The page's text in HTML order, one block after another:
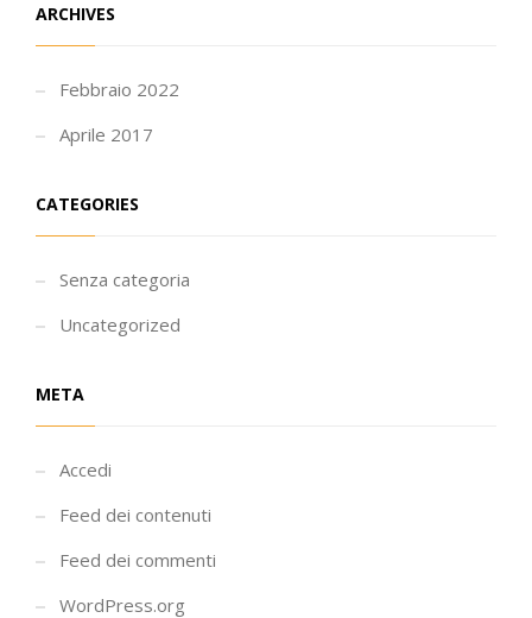
ARCHIVES
Febbraio 2022
Aprile 2017
CATEGORIES
Senza categoria
Uncategorized
META
Accedi
Feed dei contenuti
Feed dei commenti
WordPress.org